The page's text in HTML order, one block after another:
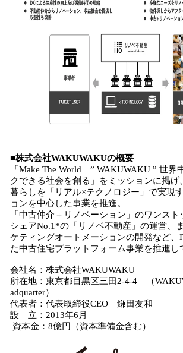
■株式会社WAKUWAKUの概要
「Make The World ” WAKUWAKU ” 世界
クできる社会を創る」をミッションに掲げ
暮らしを「リアル×テクノロジー」で実現
ョンを中心した事業を推進。
「中古仲介＋リノベーション」のワンス
シェアNo.1*の「リノベ不動産」の運営、
ケティングオートメーションの開発など、
た中古住宅プラットフォーム事業を推進し
会社名：株式会社WAKUWAKU
所在地：東京都目黒区三田2-4-4 （
adquarter）
代表者：代表取締役CEO 鎌田友和
設 立：2013年6月
資本金：8億円（資本準備金含む）